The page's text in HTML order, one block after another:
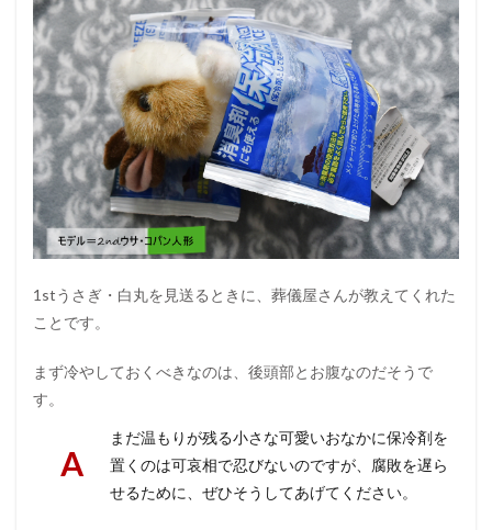
1stうさぎ・白丸を見送るときに、葬儀屋さんが教えてくれた
ことです。
まず冷やしておくべきなのは、後頭部とお腹なのだそうで
す。
まだ温もりが残る小さな可愛いおなかに保冷剤を
置くのは可哀相で忍びないのですが、腐敗を遅ら
せるために、ぜひそうしてあげてください。